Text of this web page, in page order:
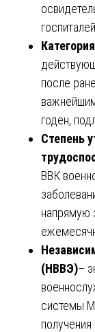
после
годен,
Степень
ВВК
напрямую
(НВВЭ)–
системы